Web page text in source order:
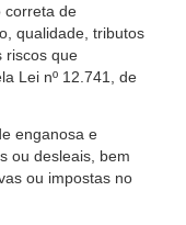
correta de
qualidade, tributos
riscos que
nº 12.741, de
enganosa e
ou desleais, bem
ou impostas no